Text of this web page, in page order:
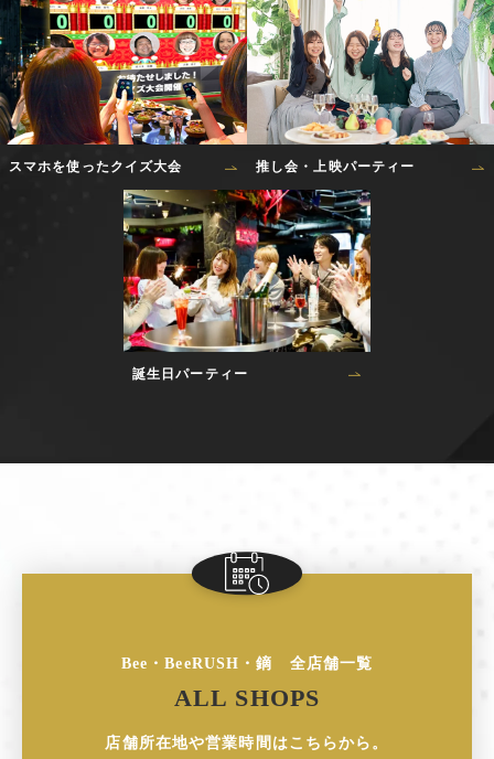
スマホを使ったクイズ大会 推し会・上映パーティー
誕生日パーティー
Bee・BeeRUSH・鏑 全店舗一覧
ALL SHOPS
店舗所在地や営業時間はこちらから。